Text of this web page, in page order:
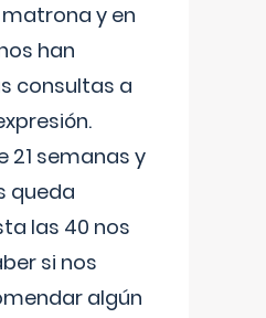
y en
han
consultas a
21 semanas y
queda
las 40 nos
si nos
algún